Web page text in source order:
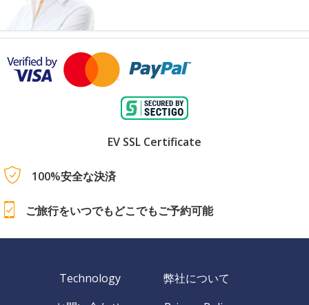
EV SSL Certificate
100%安全な決済
ご旅行をいつでもどこでもご予約可能
Technology
弊社について